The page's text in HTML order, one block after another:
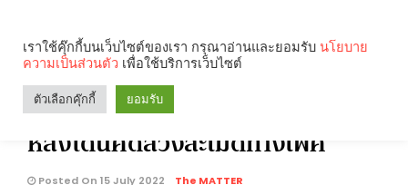
Search
คุณกำลังอ่าน:
BRIEF 1.6K
‘อานุภาพ ธารทอง’ ส.ก.เขตสาทร
ประกาศลาออกจากพรรคก้าวไกล
หลังโดนคดีล่วงละเมิดทางเพศ
Posted On 15 July 2022 The MATTER
เราใช้คุ๊กกี้บนเว็บไซต์ของเรา กรุณาอ่านและยอมรับ นโยบาย
ความเป็นส่วนตัว เพื่อใช้บริการเว็บไซต์
ตัวเลือกคุ๊กกี้ ยอมรับ